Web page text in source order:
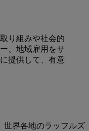
り組みや社会的
、地域雇用をサ
提供して、有意
世界各地のラッフルズ